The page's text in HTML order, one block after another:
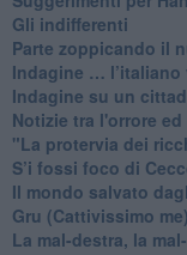
​Gli indifferenti
Parte zoppicando il
​Indagine … l’italiano
Indagine su un
Notizie tra l'orrore
"La protervia dei
S’i fossi foco di
​Il mondo salvato
Gru (Cattivissimo
​La mal-destra, la